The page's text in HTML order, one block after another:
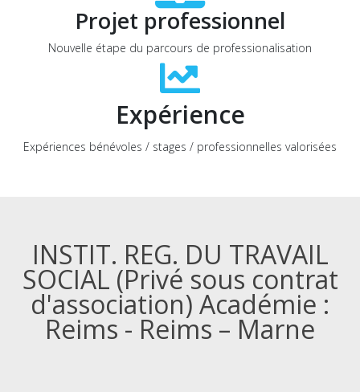
Projet professionnel
Nouvelle étape du parcours de professionalisation
Expérience
Expériences bénévoles / stages / professionnelles valorisées
INSTIT. REG. DU TRAVAIL
SOCIAL (Privé sous contrat
d'association) Académie :
Reims - Reims – Marne